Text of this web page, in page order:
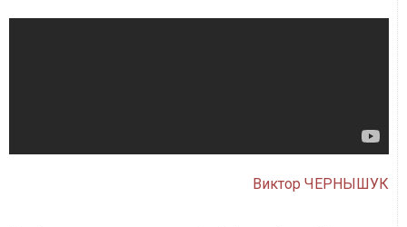
Виктор ЧЕРНЫШУК